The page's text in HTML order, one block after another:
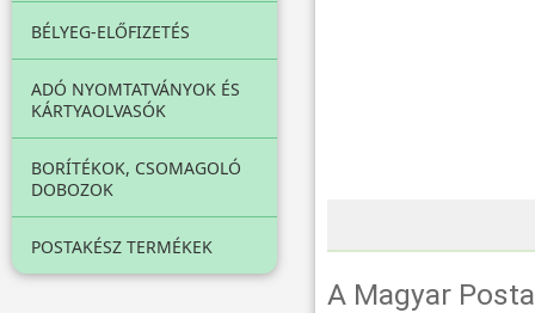
BÉLYEG-ELŐFIZETÉS
ADÓ NYOMTATVÁNYOK ÉS
KÁRTYAOLVASÓK
BORÍTÉKOK, CSOMAGOLÓ
DOBOZOK
POSTAKÉSZ TERMÉKEK
A Magyar